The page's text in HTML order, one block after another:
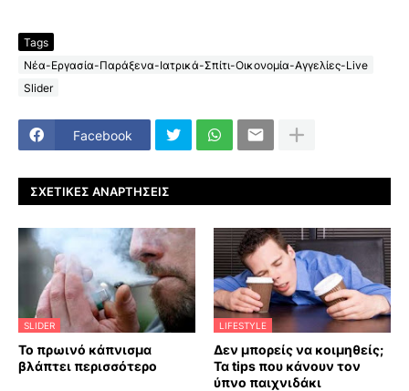
Tags
Νέα-Εργασία-Παράξενα-Ιατρικά-Σπίτι-Οικονομία-Αγγελίες-Live
Slider
Facebook
ΣΧΕΤΙΚΈΣ ΑΝΑΡΤΉΣΕΙΣ
SLIDER
Το πρωινό κάπνισμα
βλάπτει περισσότερο
LIFESTYLE
Δεν μπορείς να κοιμηθείς;
Τα tips που κάνουν τον
ύπνο παιχνιδάκι